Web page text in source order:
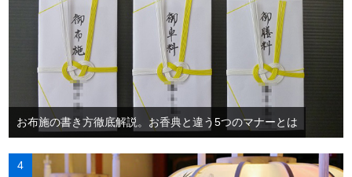
お布施の書き方徹底解説。お香典と違う5つのマナーとは